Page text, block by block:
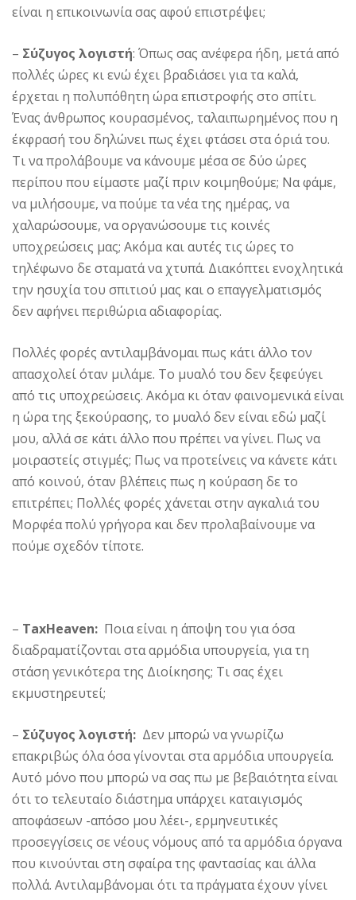
είναι η επικοινωνία σας αφού επιστρέψει;
– Σύζυγος λογιστή: Όπως σας ανέφερα ήδη, μετά από
πολλές ώρες κι ενώ έχει βραδιάσει για τα καλά,
έρχεται η πολυπόθητη ώρα επιστροφής στο σπίτι.
Ένας άνθρωπος κουρασμένος, ταλαιπωρημένος που η
έκφρασή του δηλώνει πως έχει φτάσει στα όριά του.
Τι να προλάβουμε να κάνουμε μέσα σε δύο ώρες
περίπου που είμαστε μαζί πριν κοιμηθούμε; Να φάμε,
να μιλήσουμε, να πούμε τα νέα της ημέρας, να
χαλαρώσουμε, να οργανώσουμε τις κοινές
υποχρεώσεις μας; Ακόμα και αυτές τις ώρες το
τηλέφωνο δε σταματά να χτυπά. Διακόπτει ενοχλητικά
την ησυχία του σπιτιού μας και ο επαγγελματισμός
δεν αφήνει περιθώρια αδιαφορίας.
Πολλές φορές αντιλαμβάνομαι πως κάτι άλλο τον
απασχολεί όταν μιλάμε. Το μυαλό του δεν ξεφεύγει
από τις υποχρεώσεις. Ακόμα κι όταν φαινομενικά είναι
η ώρα της ξεκούρασης, το μυαλό δεν είναι εδώ μαζί
μου, αλλά σε κάτι άλλο που πρέπει να γίνει. Πως να
μοιραστείς στιγμές; Πως να προτείνεις να κάνετε κάτι
από κοινού, όταν βλέπεις πως η κούραση δε το
επιτρέπει; Πολλές φορές χάνεται στην αγκαλιά του
Μορφέα πολύ γρήγορα και δεν προλαβαίνουμε να
πούμε σχεδόν τίποτε.
– TaxHeaven: Ποια είναι η άποψη του για όσα
διαδραματίζονται στα αρμόδια υπουργεία, για τη
στάση γενικότερα της Διοίκησης; Τι σας έχει
εκμυστηρευτεί;
– Σύζυγος λογιστή: Δεν μπορώ να γνωρίζω
επακριβώς όλα όσα γίνονται στα αρμόδια υπουργεία.
Αυτό μόνο που μπορώ να σας πω με βεβαιότητα είναι
ότι το τελευταίο διάστημα υπάρχει καταιγισμός
αποφάσεων -απ΄όσο μου λέει-, ερμηνευτικές
προσεγγίσεις σε νέους νόμους από τα αρμόδια όργανα
που κινούνται στη σφαίρα της φαντασίας και άλλα
πολλά. Αντιλαμβάνομαι ότι τα πράγματα έχουν γίνει